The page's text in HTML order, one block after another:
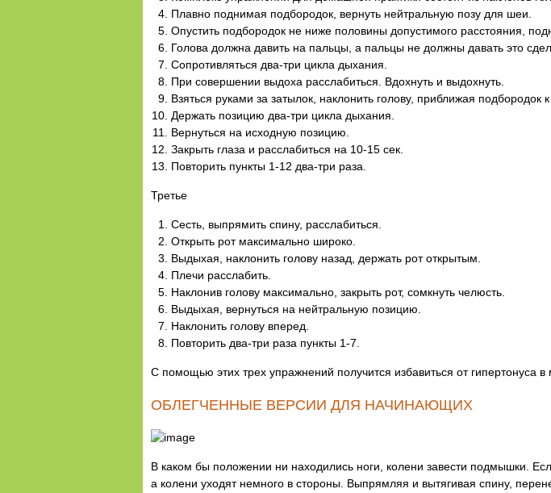
Плавно поднимая подбородок, вернуть нейтральную позу для шеи.
Опустить подбородок не ниже половины допустимого расстояния,
Голова должна давить на пальцы, а пальцы не должны давать это
Сопротивляться два-три цикла дыхания.
При совершении выдоха расслабиться. Вдохнуть и выдохнуть.
Взяться руками за затылок, наклонить голову, приближая подбородок к
Держать позицию два-три цикла дыхания.
Вернуться на исходную позицию.
Закрыть глаза и расслабиться на 10-15 сек.
Повторить пункты 1-12 два-три раза.
Третье
Сесть, выпрямить спину, расслабиться.
Открыть рот максимально широко.
Выдыхая, наклонить голову назад, держать рот открытым.
Плечи расслабить.
Наклонив голову максимально, закрыть рот, сомкнуть челюсть.
Выдыхая, вернуться на нейтральную позицию.
Наклонить голову вперед.
Повторить два-три раза пункты 1-7.
С помощью этих трех упражнений получится избавиться от гипертонуса
ОБЛЕГЧЕННЫЕ ВЕРСИИ ДЛЯ НАЧИНАЮЩИХ
В каком бы положении ни находились ноги, колени завести подмышки.
а колени уходят немного в стороны. Выпрямляя и вытягивая спину,